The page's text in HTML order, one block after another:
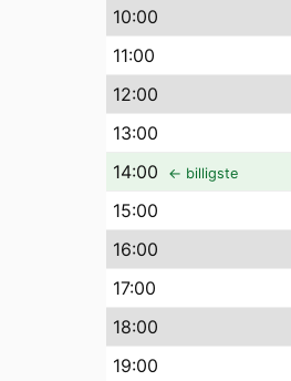
10:00
11:00
12:00
13:00
14:00 ← billigste
15:00
16:00
17:00
18:00
19:00